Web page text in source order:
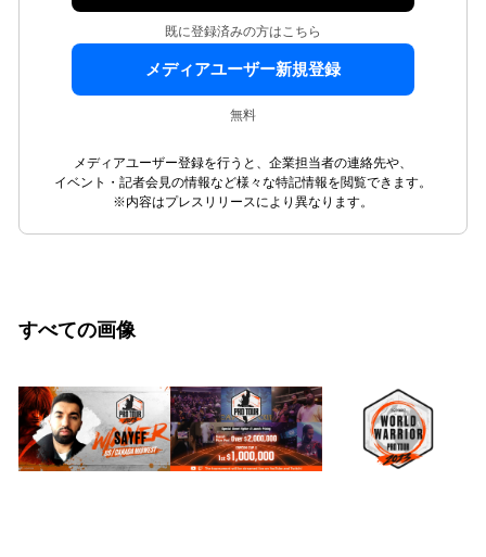
既に登録済みの方はこちら
メディアユーザー新規登録
無料
メディアユーザー登録を行うと、企業担当者の連絡先や、
イベント・記者会見の情報など様々な特記情報を閲覧できます。
※内容はプレスリリースにより異なります。
すべての画像